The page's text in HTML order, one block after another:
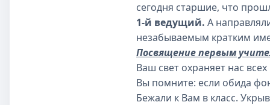
сегодня старшие, что
1-й ведущий. А
незабываемым кратким
Посвящение первым
Ваш свет охраняет нас
Вы помните: если обида
Бежали к Вам в класс.